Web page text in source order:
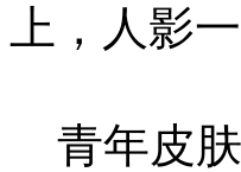
上，人影
青年皮肤